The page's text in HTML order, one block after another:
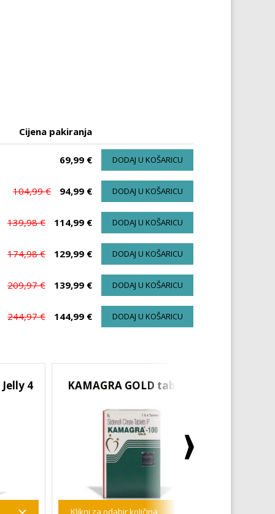
Cijena pakiranja
69,99 € DODAJ U KOŠARICU
104,99 € 94,99 € DODAJ U KOŠARICU
139,98 € 114,99 € DODAJ U KOŠARICU
174,98 € 129,99 € DODAJ U KOŠARICU
209,97 € 139,99 € DODAJ U KOŠARICU
244,97 € 144,99 € DODAJ U KOŠARICU
4 KAMAGRA GOLD tablete